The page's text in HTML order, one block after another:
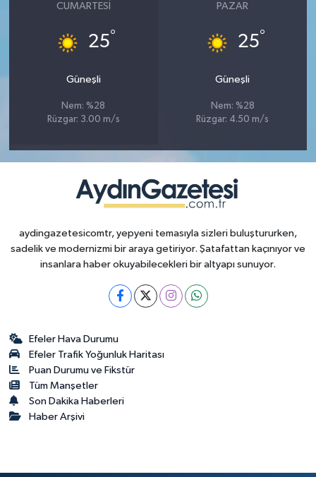
CUMARTESI
25°
Güneşli
Nem: %28
Rüzgar: 3.00 m/s
PAZAR
25°
Güneşli
Nem: %28
Rüzgar: 4.50 m/s
aydingazetesicomtr, yepyeni temasıyla sizleri buluştururken,
sadelik ve modernizmi bir araya getiriyor. Şatafattan kaçınıyor ve
insanlara haber okuyabilecekleri bir altyapı sunuyor.
Efeler Hava Durumu
Efeler Trafik Yoğunluk Haritası
Puan Durumu ve Fikstür
Tüm Manşetler
Son Dakika Haberleri
Haber Arşivi